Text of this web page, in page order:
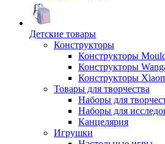
Детские товары
Конструкторы
Конструкторы
Конструкторы
Конструкторы
Товары для творчества
Наборы для
Наборы для
Канцелярия
Игрушки